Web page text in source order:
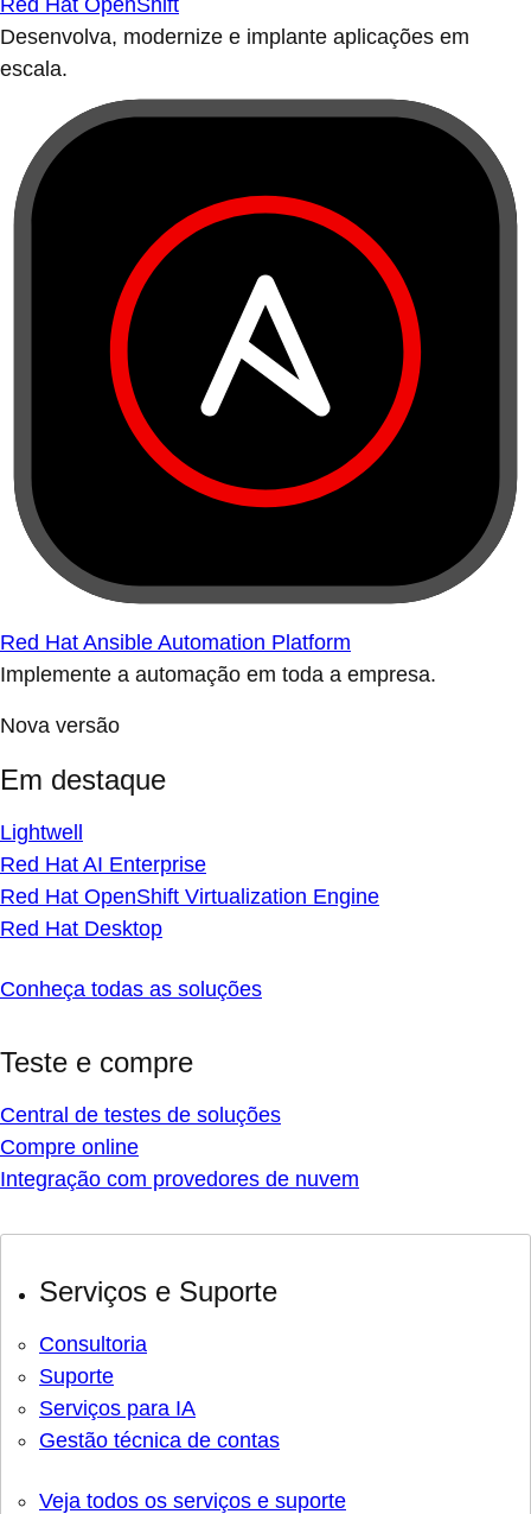
Red Hat OpenShift
Desenvolva, modernize e implante aplicações em
escala.
Red Hat Ansible Automation Platform
Implemente a automação em toda a empresa.
Nova versão
Em destaque
Lightwell
Red Hat AI Enterprise
Red Hat OpenShift Virtualization Engine
Red Hat Desktop
Conheça todas as soluções
Teste e compre
Central de testes de soluções
Compre online
Integração com provedores de nuvem
Serviços e Suporte
Consultoria
Suporte
Serviços para IA
Gestão técnica de contas
Veja todos os serviços e suporte